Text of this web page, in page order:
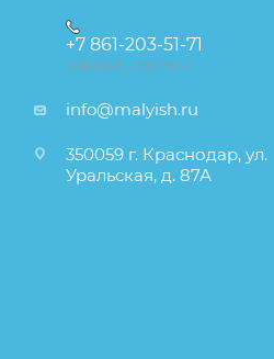
+7 861-203-51-71
ЗАКАЗАТЬ ЗВОНОК
info@malyish.ru
350059 г. Краснодар, ул.
Уральская, д. 87А